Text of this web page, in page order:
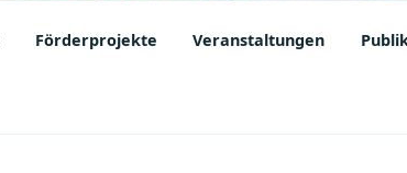
Förderprojekte Veranstaltungen